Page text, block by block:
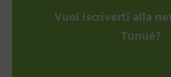
Vuoi iscriverti alla
Tunué?